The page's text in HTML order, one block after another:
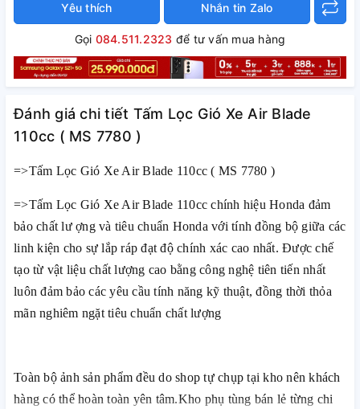
Yêu thích Nhắn tin Zalo
Gọi 084.511.2323 để tư vấn mua hàng
Đánh giá chi tiết Tấm Lọc Gió Xe Air Blade
110cc ( MS 7780 )
=>Tấm Lọc Gió Xe Air Blade 110cc ( MS 7780 )
=>Tấm Lọc Gió Xe Air Blade 110cc chính hiệu Honda đảm
bảo chất lư ợng và tiêu chuẩn Honda với tính đồng bộ giữa các
linh kiện cho sự lắp ráp đạt độ chính xác cao nhất. Được chế
tạo từ vật liệu chất lượng cao bằng công nghệ tiên tiến nhất
luôn đảm bảo các yêu cầu tính năng kỹ thuật, đồng thời thỏa
mãn nghiêm ngặt tiêu chuẩn chất lượng
Toàn bộ ảnh sản phẩm đều do shop tự chụp tại kho nên khách
hàng có thể hoàn toàn yên tâm.Kho phụ tùng bán lẻ từng chi